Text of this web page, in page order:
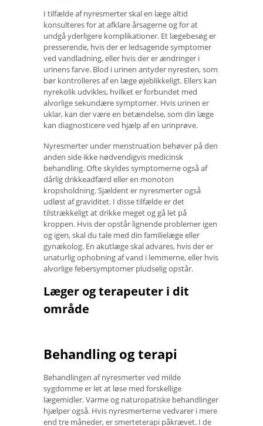
I tilfælde af nyresmerter skal en læge altid
konsulteres for at afklare årsagerne og for at
undgå yderligere komplikationer. Et lægebesøg er
presserende, hvis der er ledsagende symptomer
ved vandladning, eller hvis der er ændringer i
urinens farve. Blod i urinen antyder nyresten, som
bør kontrolleres af en læge øjeblikkeligt. Ellers kan
nyrekolik udvikles, hvilket er forbundet med
alvorlige sekundære symptomer. Hvis urinen er
uklar, kan der være en betændelse, som din læge
kan diagnosticere ved hjælp af en urinprøve.
Nyresmerter under menstruation behøver på den
anden side ikke nødvendigvis medicinsk
behandling. Ofte skyldes symptomerne også af
dårlig drikkeadfærd eller en monoton
kropsholdning. Sjældent er nyresmerter også
udløst af graviditet. I disse tilfælde er det
tilstrækkeligt at drikke meget og gå let på
kroppen. Hvis der opstår lignende problemer igen
og igen, skal du tale med din familielæge eller
gynækolog. En akutlæge skal advares, hvis der er
unaturlig ophobning af vand i lemmerne, eller hvis
alvorlige febersymptomer pludselig opstår.
Læger og terapeuter i dit
område
Behandling og terapi
Behandlingen af ​​nyresmerter ved milde
sygdomme er let at løse med forskellige
lægemidler. Varme og naturopatiske behandlinger
hjælper også. Hvis nyresmerterne vedvarer i mere
end tre måneder, er smerteterapi påkrævet. I de